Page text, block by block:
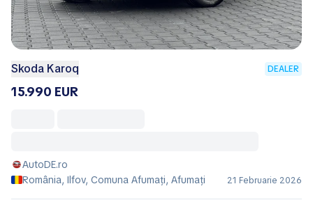
Skoda Karoq DEALER
15.990 EUR
AutoDE.ro
România, Ilfov, Comuna Afumaţi, Afumaţi
21 Februarie 2026